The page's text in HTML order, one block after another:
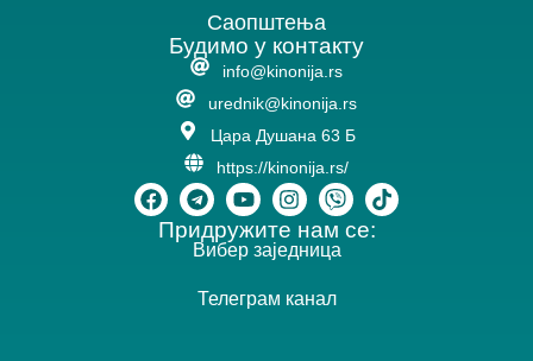
Саопштења
Будимо у контакту
info@kinonija.rs
urednik@kinonija.rs
Цара Душана 63 Б
https://kinonija.rs/
Придружите нам се:
Вибер заједница
Телеграм канал